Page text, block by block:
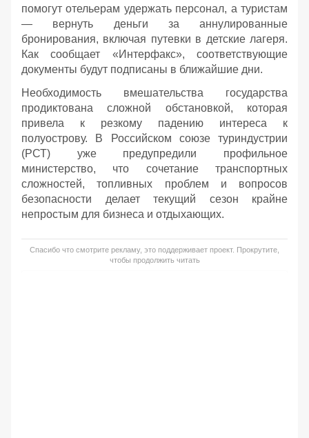
помогут отельерам удержать персонал, а туристам
— вернуть деньги за аннулированные
бронирования, включая путевки в детские лагеря.
Как сообщает «Интерфакс», соответствующие
документы будут подписаны в ближайшие дни.
Необходимость вмешательства государства
продиктована сложной обстановкой, которая
привела к резкому падению интереса к
полуострову. В Российском союзе туриндустрии
(РСТ) уже предупредили профильное
министерство, что сочетание транспортных
сложностей, топливных проблем и вопросов
безопасности делает текущий сезон крайне
непростым для бизнеса и отдыхающих.
Спасибо что смотрите рекламу, это поддерживает проект. Прокрутите,
чтобы продолжить читать